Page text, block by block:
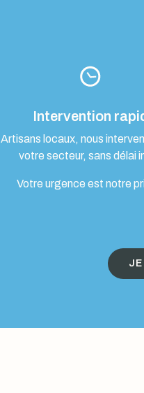
Intervention
Artisans locaux, nous
votre secteur, sans délai
Votre urgence est notre
JE